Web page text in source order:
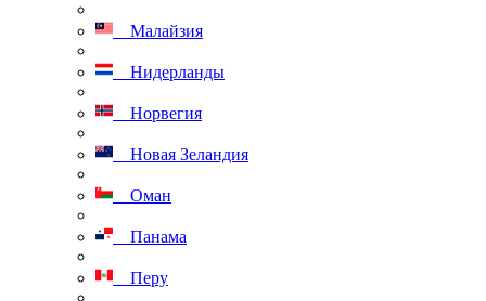
Малайзия
Нидерланды
Норвегия
Новая Зеландия
Оман
Панама
Перу